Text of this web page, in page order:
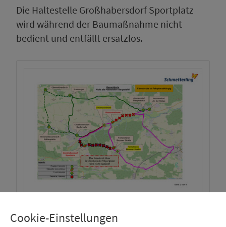
Die Haltestelle Großhabersdorf Sportplatz
wird während der Baumaßnahme nicht
bedient und entfällt ersatzlos.
VINCENZENBRONN
Cookie-Einstellungen